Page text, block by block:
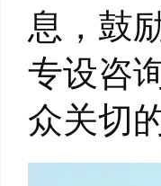
息，鼓
专设咨
众关切